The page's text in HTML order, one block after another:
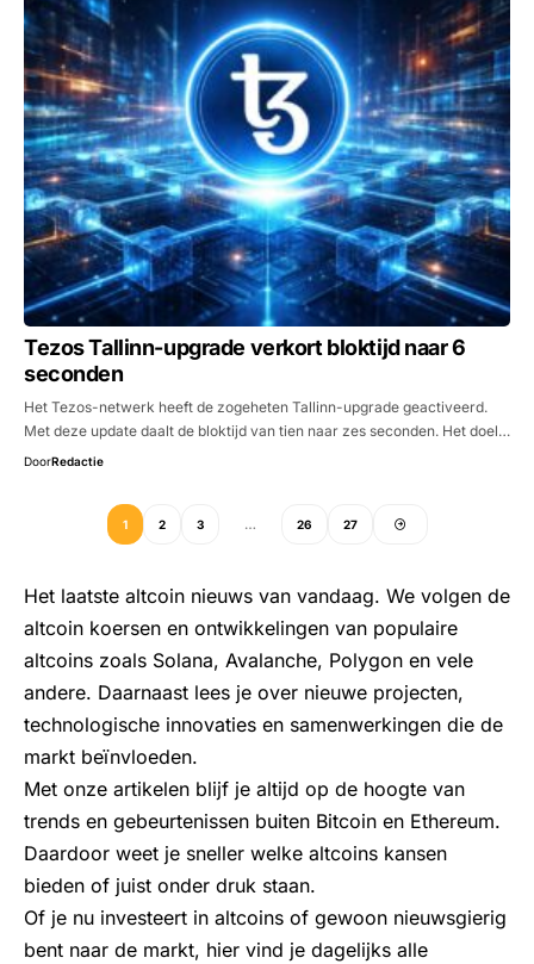
Tezos Tallinn-upgrade verkort bloktijd naar 6
seconden
Het Tezos-netwerk heeft de zogeheten Tallinn-upgrade geactiveerd.
Met deze update daalt de bloktijd van tien naar zes seconden. Het doel…
DoorRedactie
1 2 3 … 26 27
Het laatste altcoin nieuws van vandaag. We volgen de
altcoin koersen en ontwikkelingen van populaire
altcoins zoals Solana, Avalanche, Polygon en vele
andere. Daarnaast lees je over nieuwe projecten,
technologische innovaties en samenwerkingen die de
markt beïnvloeden.
Met onze artikelen blijf je altijd op de hoogte van
trends en gebeurtenissen buiten Bitcoin en Ethereum.
Daardoor weet je sneller welke altcoins kansen
bieden of juist onder druk staan.
Of je nu investeert in altcoins of gewoon nieuwsgierig
bent naar de markt, hier vind je dagelijks alle